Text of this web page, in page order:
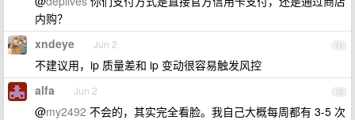
内购？
11
xndeye Jun 2
不建议用，ip 质量差和 ip 变动很容易触发风控
12
alfa Jun 2
@my2492 不会的，其实完全看脸。我自己大概每周都有 3-5 次